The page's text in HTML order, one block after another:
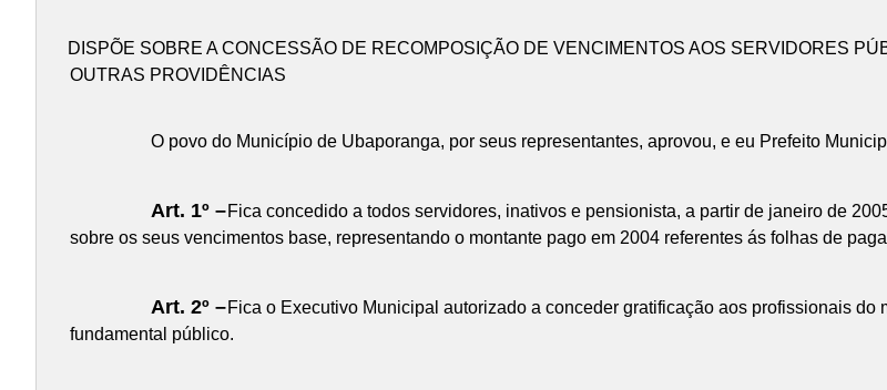
DISPÕE SOBRE A CONCESSÃO DE RECOMPOSIÇÃO DE VENCIMENTOS AOS SERVIDORES
OUTRAS PROVIDÊNCIAS
O povo do Município de Ubaporanga, por seus representantes, aprovou, e eu Prefeito
Art. 1º –Fica concedido a todos servidores, inativos e pensionista, a partir de janeiro de
sobre os seus vencimentos base, representando o montante pago em 2004 referentes ás folhas de
Art. 2º –Fica o Executivo Municipal autorizado a conceder gratificação aos profissionais
fundamental público.